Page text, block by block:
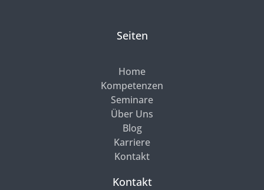
Seiten
Home
Kompetenzen
Seminare
Über Uns
Blog
Karriere
Kontakt
Kontakt